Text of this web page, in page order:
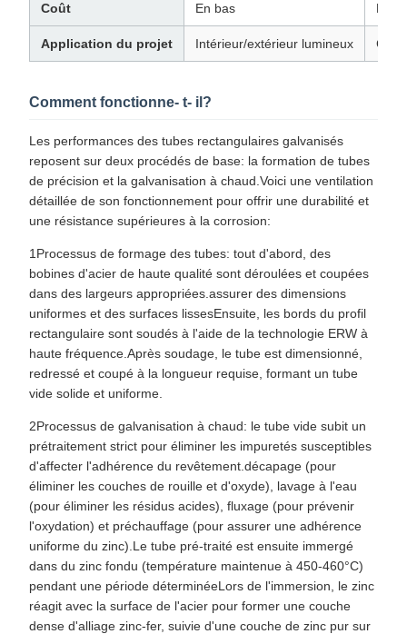
Coût En bas Plus
Application du projet Intérieur/extérieur lumineux
Comment fonctionne- t- il?
Les performances des tubes rectangulaires galvanisés
reposent sur deux procédés de base: la formation de tubes
de précision et la galvanisation à chaud.Voici une ventilation
détaillée de son fonctionnement pour offrir une durabilité et
une résistance supérieures à la corrosion:
1Processus de formage des tubes: tout d'abord, des
bobines d'acier de haute qualité sont déroulées et coupées
dans des largeurs appropriées.assurer des dimensions
uniformes et des surfaces lissesEnsuite, les bords du profil
rectangulaire sont soudés à l'aide de la technologie ERW à
haute fréquence.Après soudage, le tube est dimensionné,
redressé et coupé à la longueur requise, formant un tube
vide solide et uniforme.
2Processus de galvanisation à chaud: le tube vide subit un
prétraitement strict pour éliminer les impuretés susceptibles
d'affecter l'adhérence du revêtement.décapage (pour
éliminer les couches de rouille et d'oxyde), lavage à l'eau
(pour éliminer les résidus acides), fluxage (pour prévenir
l'oxydation) et préchauffage (pour assurer une adhérence
uniforme du zinc).Le tube pré-traité est ensuite immergé
dans du zinc fondu (température maintenue à 450-460°C)
pendant une période déterminéeLors de l'immersion, le zinc
réagit avec la surface de l'acier pour former une couche
dense d'alliage zinc-fer, suivie d'une couche de zinc pur sur